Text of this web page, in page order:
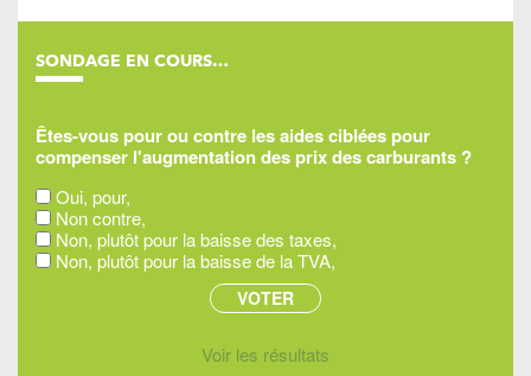
SONDAGE EN COURS…
Êtes-vous pour ou contre les aides ciblées pour
compenser l'augmentation des prix des carburants ?
Oui, pour,
Non contre,
Non, plutôt pour la baisse des taxes,
Non, plutôt pour la baisse de la TVA,
Voir les résultats